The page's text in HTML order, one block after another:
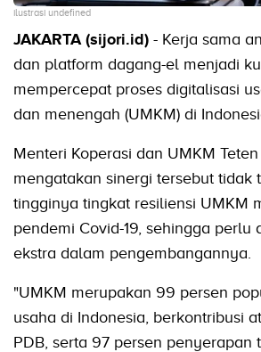
ilustrasi undefined
JAKARTA (sijori.id) - Kerja sama
dan platform dagang-el menjadi
mempercepat proses digitalisasi
dan menengah (UMKM) di
Menteri Koperasi dan UMKM
mengatakan sinergi tersebut tidak
tingginya tingkat resiliensi UMKM
pendemi Covid-19, sehingga perlu
ekstra dalam pengembangannya.
"UMKM merupakan 99 persen
usaha di Indonesia, berkontribusi
PDB, serta 97 persen penyerapan